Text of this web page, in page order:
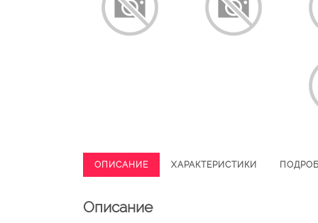
ОПИСАНИЕ ХАРАКТЕРИСТИКИ
Описание